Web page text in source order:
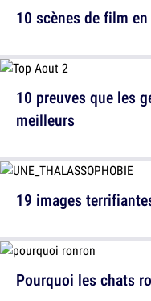
10 preuves que les
meilleurs
Pourquoi les chats
10 scènes de film
19 images